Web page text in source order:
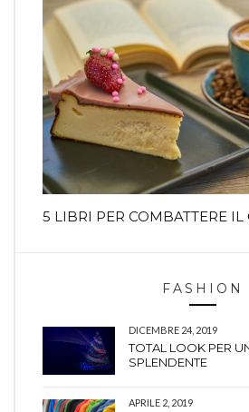
5 LIBRI PER COMBATTERE IL
FASHION
DICEMBRE 24, 2019
TOTAL LOOK PER
SPLENDENTE
APRILE 2, 2019